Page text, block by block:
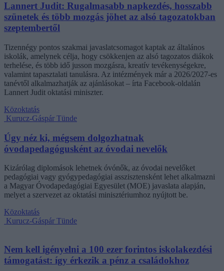
Lannert Judit: Rugalmasabb napkezdés, hosszabb
szünetek és több mozgás jöhet az alsó tagozatokban
szeptembertől
Tizennégy pontos szakmai javaslatcsomagot kaptak az általános
iskolák, amelynek célja, hogy csökkenjen az alsó tagozatos diákok
terhelése, és több idő jusson mozgásra, kreatív tevékenységekre,
valamint tapasztalati tanulásra. Az intézmények már a 2026/2027-es
tanévtől alkalmazhatják az ajánlásokat – írta Facebook-oldalán
Lannert Judit oktatási miniszter.
Közoktatás
Kurucz-Gáspár Tünde
Úgy néz ki, mégsem dolgozhatnak
óvodapedagógusként az óvodai nevelők
Kizárólag diplomások lehetnek óvónők, az óvodai nevelőket
pedagógiai vagy gyógypedagógiai asszisztensként lehet alkalmazni
a Magyar Óvodapedagógiai Egyesület (MOE) javaslata alapján,
melyet a szervezet az oktatási minisztériumhoz nyújtott be.
Közoktatás
Kurucz-Gáspár Tünde
Nem kell igényelni a 100 ezer forintos iskolakezdési
támogatást: így érkezik a pénz a családokhoz